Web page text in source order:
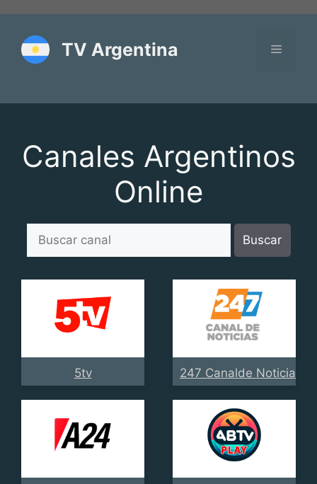
contenido
TV Argentina Menú
Canales Argentinos
Online
5tv 247 Canalde Noticias